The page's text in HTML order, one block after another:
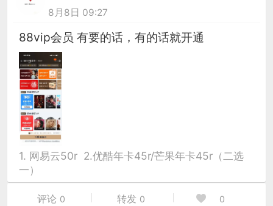
8月8日 09:27
88vip会员 有要的话，有的话就开通
1. 网易云50r 2.优酷年卡45r/芒果年卡45r（二选
一）
评论 0 转发 0 0